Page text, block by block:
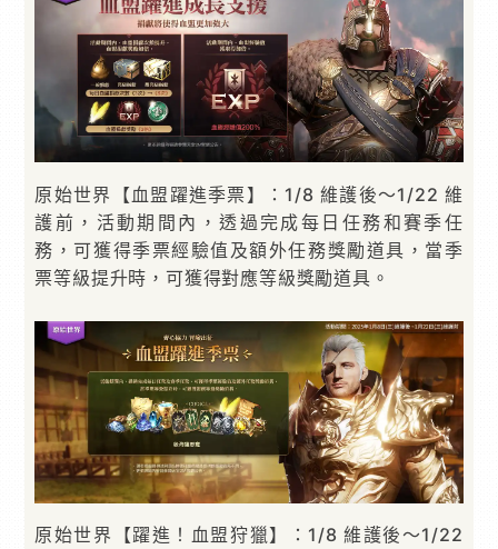
原始世界【血盟躍進季票】：1/8 維護後～1/22 維
護前，活動期間內，透過完成每日任務和賽季任
務，可獲得季票經驗值及額外任務獎勵道具，當季
票等級提升時，可獲得對應等級獎勵道具。
原始世界【躍進！血盟狩獵】：1/8 維護後～1/22